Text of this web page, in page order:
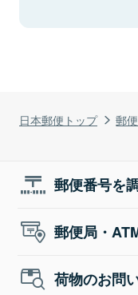
日本郵便トップ 郵
郵便番号を
郵便局・
荷物のお問